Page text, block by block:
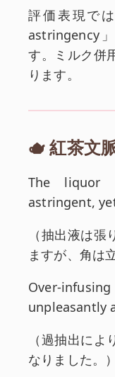
評価表現で
astringency
す。ミルク併
ります。
🫖 紅茶文
英文:
The liquor
astringent,
和訳:
（抽出液は張
ますが、角は
英文:
Over-
unpleasantly
和訳:
（過抽出によ
なりました。
）